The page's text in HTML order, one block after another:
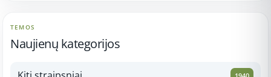
TEMOS
Naujienų kategorijos